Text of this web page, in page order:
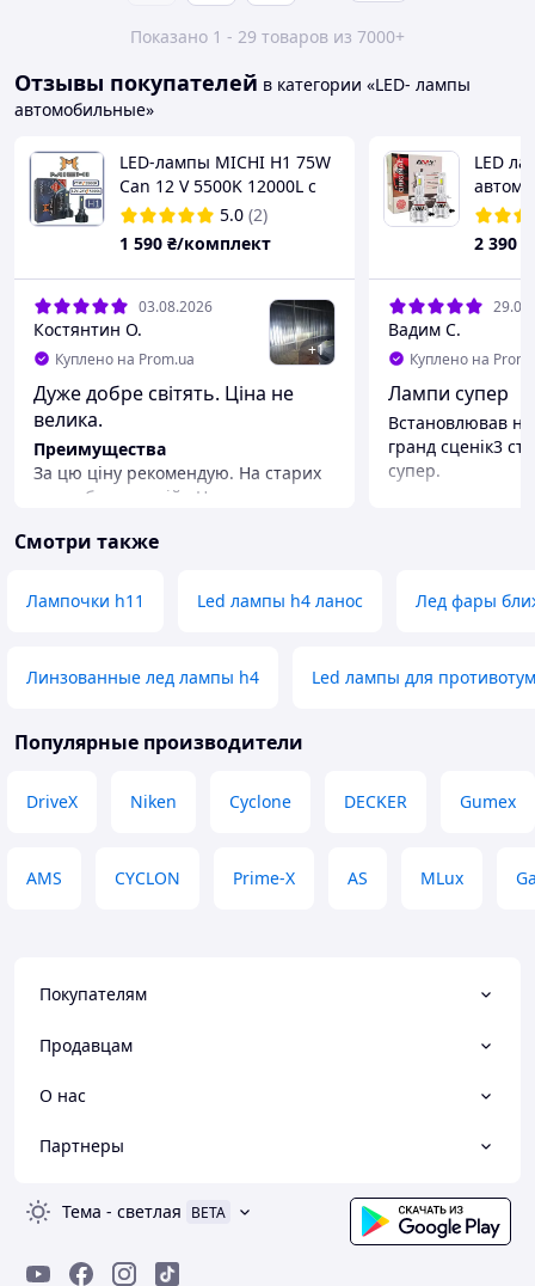
Показано 1 - 29 товаров из 7000+
Отзывы покупателей в категории «LED- лампы
автомобильные»
LED-лампы MICHI H1 75W
Can 12 V 5500K 12000L с
обманкой радиатор с
вентилятором
5.0 (2)
1 590 ₴/комплект
03.08.2026
Костянтин О.
Куплено на Prom.ua +1
Дуже добре світять. Ціна не
велика.
Преимущества
За цю ціну рекомендую. На старих
ледах був дальній . На цих
дальній то дальнього ніби нема. Ще
світло фар. І можна кататись.
LED
92W
2 390
Вадим С.
Куплено на
Лампи супер
Встановлював на
гранд сценік3
супер.
Смотри также
Лампочки h11 Led лампы h4 ланос Лед фары
Линзованные лед лампы h4 Led лампы для
Популярные производители
DriveX Niken Cyclone DECKER Gumex
AMS CYCLON Prime-X AS MLux
Покупателям
Продавцам
О нас
Партнеры
Тема - светлая BETA